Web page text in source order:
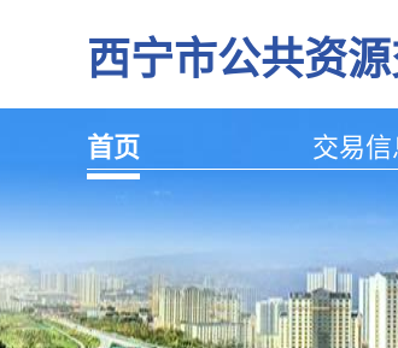
西宁市公共资
首页 交易信